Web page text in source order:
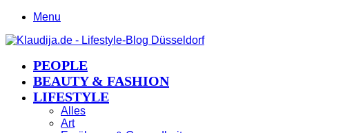
Menu
PEOPLE
BEAUTY & FASHION
LIFESTYLE
Alles
Art